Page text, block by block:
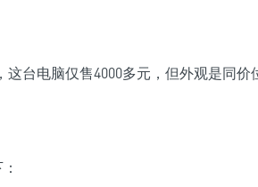
台电脑仅售4000多元，但外观是同价